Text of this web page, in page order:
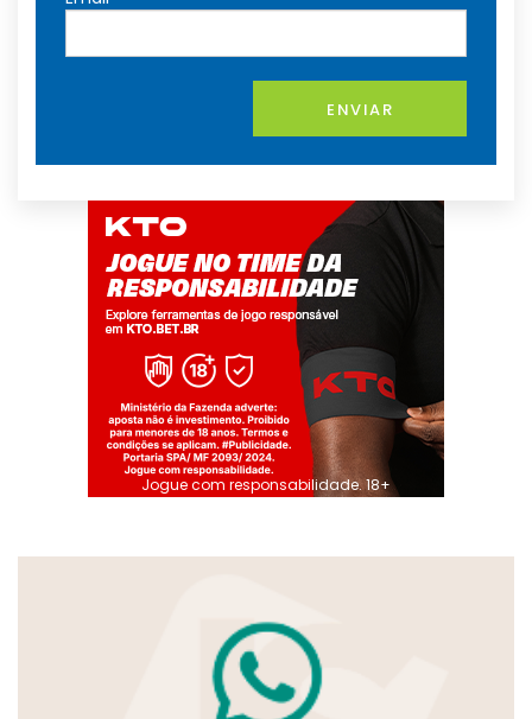
ENVIAR
Jogue com responsabilidade. 18+